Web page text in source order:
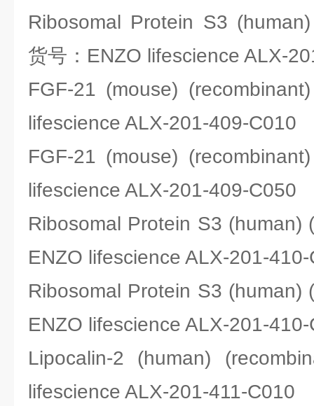
Ribosomal Protein S3
货号：ENZO lifescience ALX-
FGF-21 (mouse)
lifescience ALX-201-409-C010
FGF-21 (mouse)
lifescience ALX-201-409-C050
Ribosomal Protein S3 (human)
ENZO lifescience ALX-201-
Ribosomal Protein S3 (human)
ENZO lifescience ALX-201-
Lipocalin-2 (human)
lifescience ALX-201-411-C010